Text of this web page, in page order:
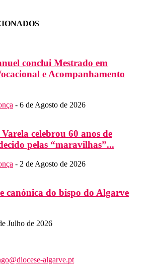
conclui Mestrado em
e Acompanhamento
- 6 de Agosto de 2026
celebrou 60 anos de
pelas “maravilhas”...
- 2 de Agosto de 2026
canónica do bispo do Algarve
Julho de 2026
algarve.pt